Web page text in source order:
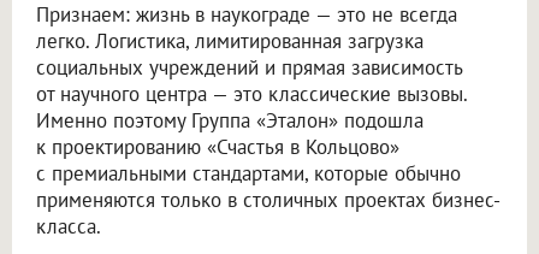
Признаем: жизнь в наукограде — это не всегда
легко. Логистика, лимитированная загрузка
социальных учреждений и прямая зависимость
от научного центра — это классические вызовы.
Именно поэтому Группа «Эталон» подошла
к проектированию «Счастья в Кольцово»
с премиальными стандартами, которые обычно
применяются только в столичных проектах бизнес-
класса.